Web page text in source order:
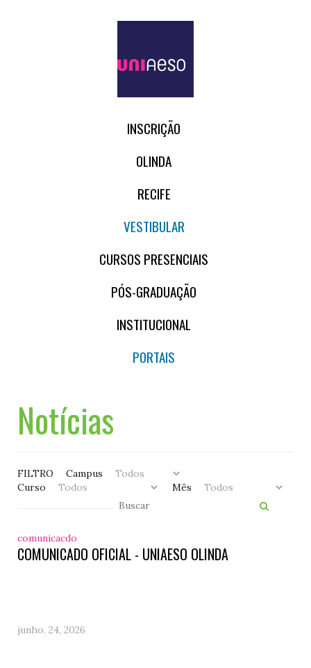
INSCRIÇÃO
OLINDA
RECIFE
VESTIBULAR
CURSOS PRESENCIAIS
PÓS-GRADUAÇÃO
INSTITUCIONAL
PORTAIS
Notícias
FILTRO
Campus
Curso
Mês
comunicacdo
COMUNICADO OFICIAL - UNIAESO OLINDA
junho. 24, 2026